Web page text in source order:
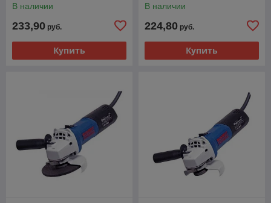
мм, плавный пуск, регул.
В наличии
233,90 руб.
Купить
мм, без регул. об.)
В наличии
224,80 руб.
Купить